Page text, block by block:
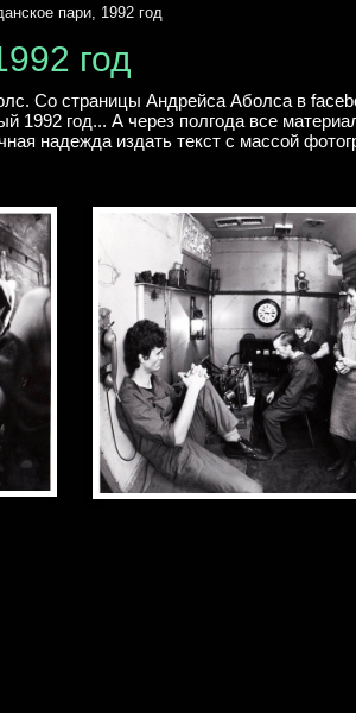
пари, 1992 год
год
Со страницы Андрейса Аболса в
1992 год... А через полгода все
надежда издать текст с массой